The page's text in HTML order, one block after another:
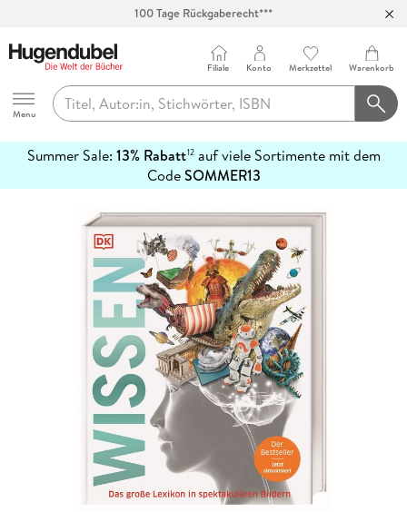
100 Tage Rückgaberecht***
Hugendubel
Menu
Filiale Konto Merkzettel Warenkorb
Summer Sale: 13% Rabatt12auf viele Sortimente mit dem
CodeSOMMER13
erfahren